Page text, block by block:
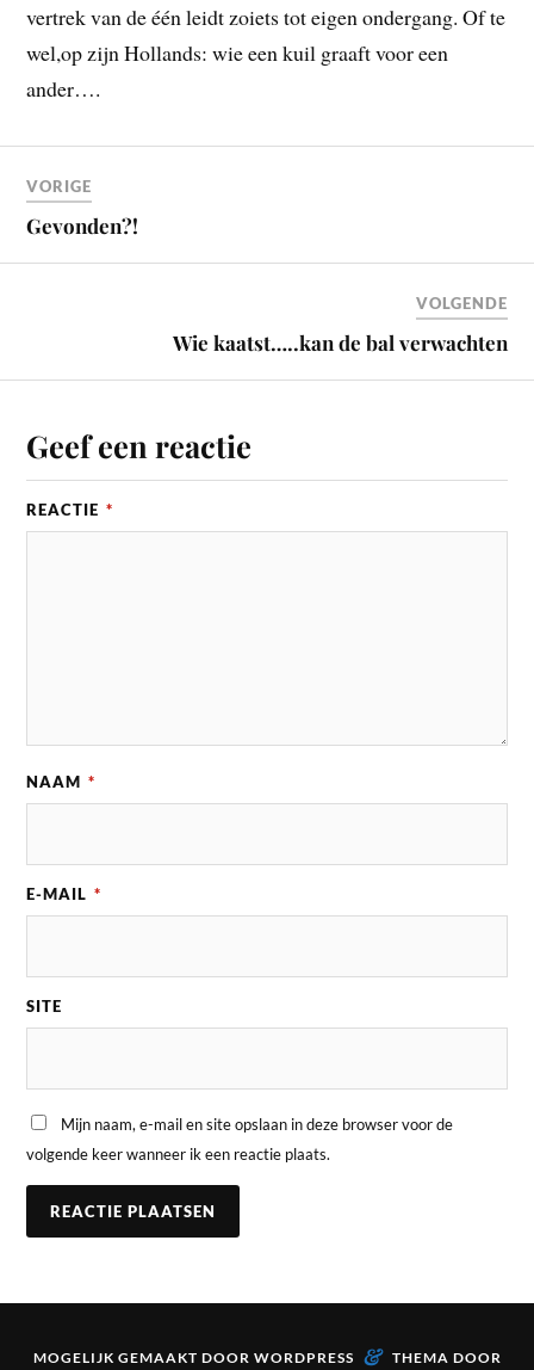
vertrek van de één leidt zoiets tot eigen ondergang. Of te
wel,op zijn Hollands: wie een kuil graaft voor een
ander….
VORIGE
Gevonden?!
VOLGENDE
Wie kaatst…..kan de bal verwachten
Geef een reactie
REACTIE *
NAAM *
E-MAIL *
SITE
Mijn naam, e-mail en site opslaan in deze browser voor de
volgende keer wanneer ik een reactie plaats.
MOGELIJK GEMAAKT DOOR WORDPRESS & THEMA DOOR